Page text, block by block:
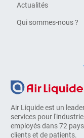
Air Liquide est un
services pour
employés dans 72
clients et de patients.
Actualités
Qui sommes-nous ?